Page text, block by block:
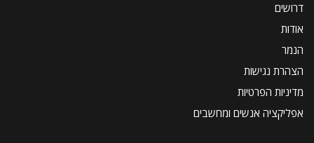
דרושים
אודות
הנמר
הצהרת נגישות
מדיניות הפרטיות
אפליקציה אנשים ומחשבים